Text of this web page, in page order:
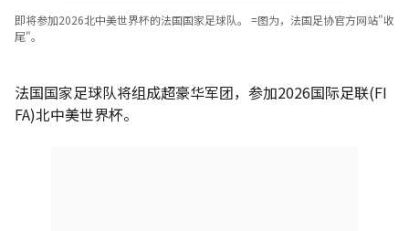
即将参加2026北中美世界杯的法国国家足球队。 =图为，法国足协官方网站"收
尾"。
法国国家足球队将组成超豪华军团，参加2026国际足联(FI
FA)北中美世界杯。